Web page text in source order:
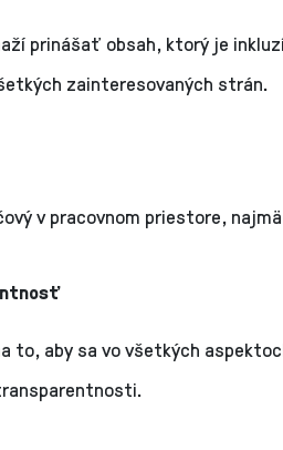
prinášať obsah, ktorý je
zainteresovaných strán.
v pracovnom priestore,
to, aby sa vo všetkých